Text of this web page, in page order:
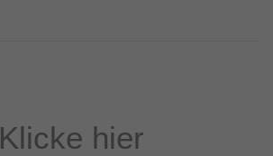
Klicke hier